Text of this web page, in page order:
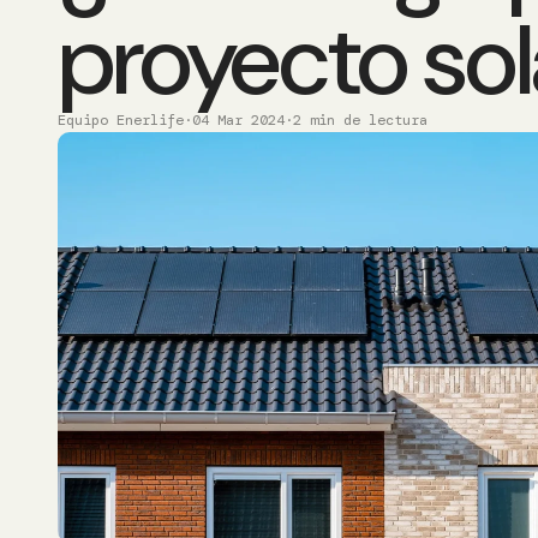
proyecto
Equipo Enerlife·04 Mar 2024·2 min de lectura